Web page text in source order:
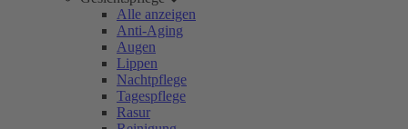
Alle anzeigen
Anti-Aging
Augen
Lippen
Nachtpflege
Tagespflege
Rasur